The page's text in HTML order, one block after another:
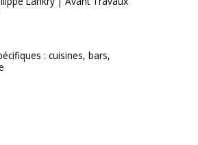
: cuisines, bars,